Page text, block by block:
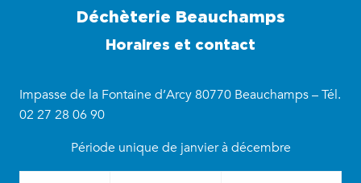
Déchèterie Beauchamps
Horaires et contact
Impasse de la Fontaine d’Arcy 80770 Beauchamps – Tél.
02 27 28 06 90
Période unique de janvier à décembre